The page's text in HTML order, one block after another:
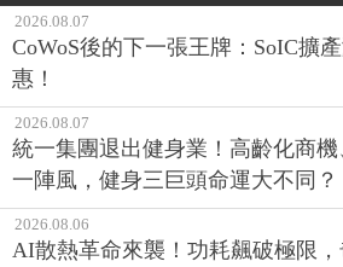
2026.08.07
CoWoS後的下一張王牌：SoIC擴
惠！
2026.08.07
統一集團退出健身業！高齡化商
一陣風，健身三巨頭命運大不同？
2026.08.06
AI散熱革命來襲！功耗飆破極限